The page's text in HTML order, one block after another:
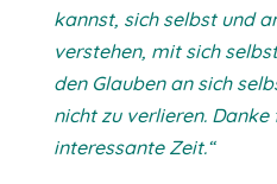
kannst, sich selbst und
verstehen, mit sich
den Glauben an sich
nicht zu verlieren. Danke
interessante Zeit.“